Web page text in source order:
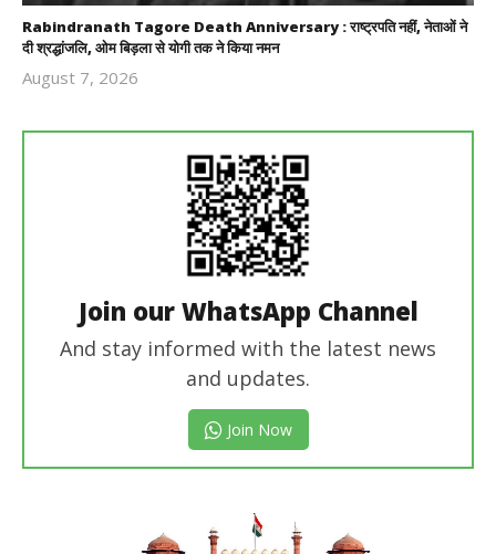
Rabindranath Tagore Death Anniversary : राष्ट्रपति नहीं, नेताओं ने
दी श्रद्धांजलि, ओम बिड़ला से योगी तक ने किया नमन
August 7, 2026
Join our WhatsApp Channel
And stay informed with the latest news
and updates.
Join Now